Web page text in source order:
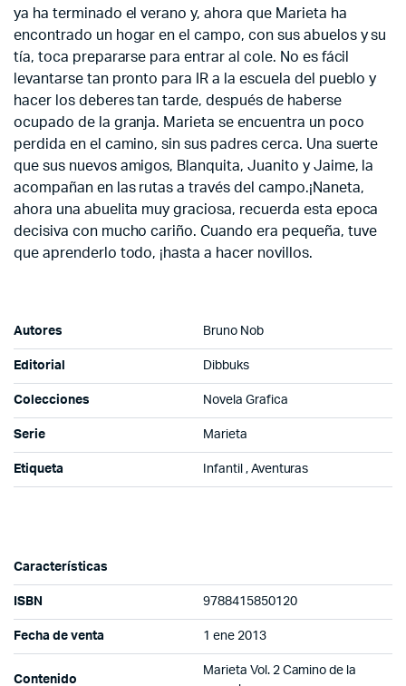
ya ha terminado el verano y, ahora que Marieta ha
encontrado un hogar en el campo, con sus abuelos y su
tía, toca prepararse para entrar al cole. No es fácil
levantarse tan pronto para IR a la escuela del pueblo y
hacer los deberes tan tarde, después de haberse
ocupado de la granja. Marieta se encuentra un poco
perdida en el camino, sin sus padres cerca. Una suerte
que sus nuevos amigos, Blanquita, Juanito y Jaime, la
acompañan en las rutas a través del campo.¡Naneta,
ahora una abuelita muy graciosa, recuerda esta epoca
decisiva con mucho cariño. Cuando era pequeña, tuve
que aprenderlo todo, ¡hasta a hacer novillos.
Autores Bruno Nob
Editorial Dibbuks
Colecciones Novela Grafica
Serie Marieta
Etiqueta Infantil , Aventuras
Características
ISBN 9788415850120
Fecha de venta 1 ene 2013
Contenido
Marieta Vol. 2 Camino de la